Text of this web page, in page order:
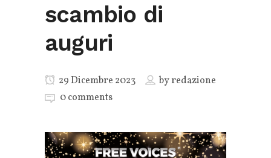
scambio di
auguri
29 Dicembre 2023 byredazione
0 comments